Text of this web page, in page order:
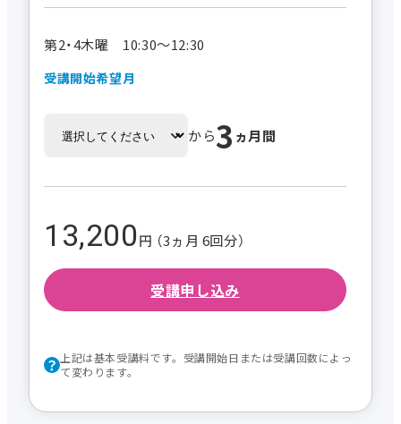
第2・4木曜 10:30～12:30
受講開始希望月
から3 ヵ月間
13,200円 （3ヵ月 6回分）
受講申し込み
上記は基本受講料です。受講開始日または受講回数によっ
て変わります。